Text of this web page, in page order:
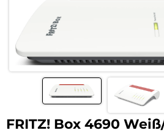
FRITZ! Box 4690